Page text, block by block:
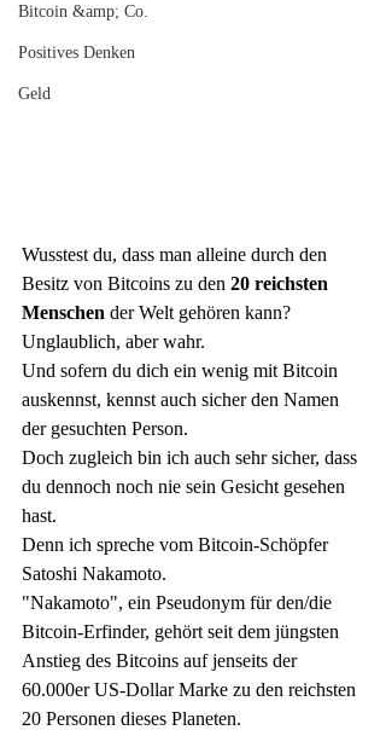
Bitcoin &amp; Co.
Positives Denken
Geld
Wusstest du, dass man alleine durch den
Besitz von Bitcoins zu den 20 reichsten
Menschen der Welt gehören kann?
Unglaublich, aber wahr.
Und sofern du dich ein wenig mit Bitcoin
auskennst, kennst auch sicher den Namen
der gesuchten Person.
Doch zugleich bin ich auch sehr sicher, dass
du dennoch noch nie sein Gesicht gesehen
hast.
Denn ich spreche vom Bitcoin-Schöpfer
Satoshi Nakamoto.
"Nakamoto", ein Pseudonym für den/die
Bitcoin-Erfinder, gehört seit dem jüngsten
Anstieg des Bitcoins auf jenseits der
60.000er US-Dollar Marke zu den reichsten
20 Personen dieses Planeten.